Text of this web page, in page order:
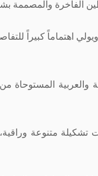
الفاخرة والمصممة
والعربية
متنوعة